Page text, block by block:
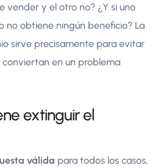
vender y el otro no? ¿Y si uno
no obtiene ningún beneficio? La
sirve precisamente para evitar
conviertan en un problema
extinguir el
válida para todos los casos,